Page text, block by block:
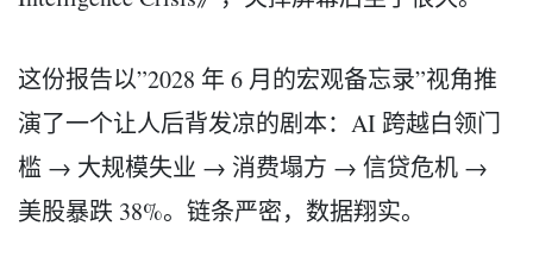
这份报告以”2028 年 6 月的宏观备忘录”视角推
演了一个让人后背发凉的剧本：AI 跨越白领门
槛 → 大规模失业 → 消费塌方 → 信贷危机 →
美股暴跌 38%。链条严密，数据翔实。